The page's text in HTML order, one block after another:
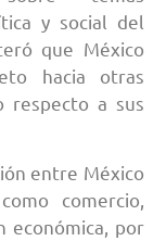
y social del
que México
hacia otras
respecto a sus
entre México
comercio,
económica, por